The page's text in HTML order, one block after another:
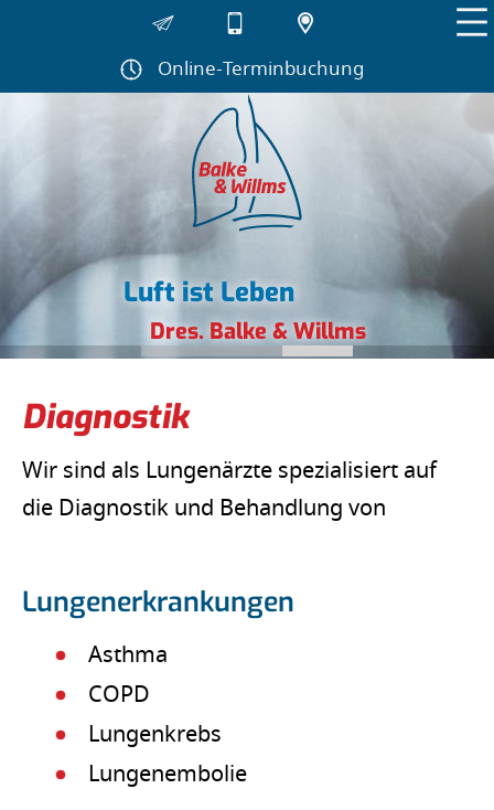
Navigation
überspringen
Online-Terminbuchung
Luft ist Leben
Dres. Balke & Willms
Diagnostik
Wir sind als Lungenärzte spezialisiert auf
die Diagnostik und Behandlung von
Lungenerkrankungen
Asthma
COPD
Lungenkrebs
Lungenembolie